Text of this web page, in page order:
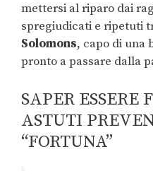
mettersi al riparo dai
spregiudicati e ripetuti
Solomons, capo di una
pronto a passare dalla
SAPER
ASTUTI
“FORTUNA”